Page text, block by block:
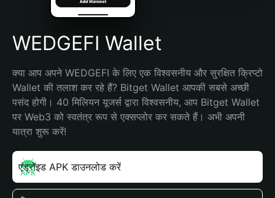
Español (Argentina)
WEDGEFI Wallet
क्या आप अपने WEDGEFI के लिए एक विश्वसनीय और सुरक्षित क्रिप्टो
Wallet की तलाश कर रहे हैं? Bitget Wallet आपकी सबसे अच्छी
पसंद होगी। 40 मिलियन यूजर्स द्वारा विश्वसनीय, आप Bitget Wallet
पर Web3 को स्वतंत्र रूप से एक्सप्लोर कर सकते हैं। अभी अपनी
यात्रा शुरू करें!
एंड्रॉइड APK डाउनलोड करें